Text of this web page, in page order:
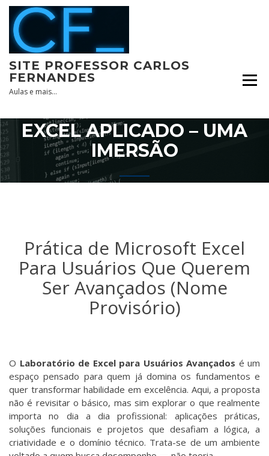
Skip
content
SITE PROFESSOR CARLOS
FERNANDES
Aulas e mais…
EXCEL APLICADO – UMA
IMERSÃO
Prática de Microsoft Excel
Para Usuários Que Querem
Ser Avançados (Nome
Provisório)
O Laboratório de Excel para Usuários Avançados é um
espaço pensado para quem já domina os fundamentos e
quer transformar habilidade em excelência. Aqui, a proposta
não é revisitar o básico, mas sim explorar o que realmente
importa no dia a dia profissional: aplicações práticas,
soluções funcionais e projetos que desafiam a lógica, a
criatividade e o domínio técnico. Trata-se de um ambiente